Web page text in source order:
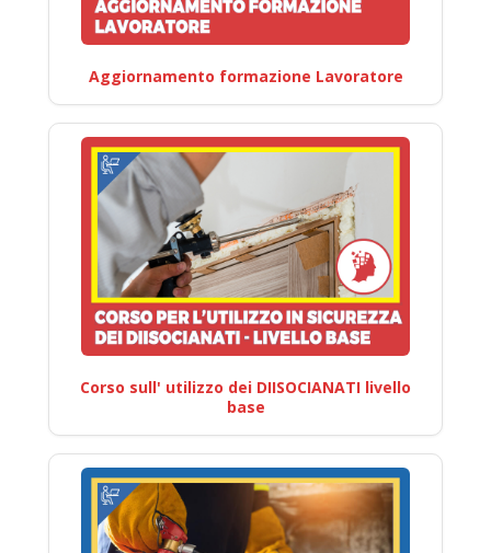
Aggiornamento formazione Lavoratore
Corso sull' utilizzo dei DIISOCIANATI livello
base